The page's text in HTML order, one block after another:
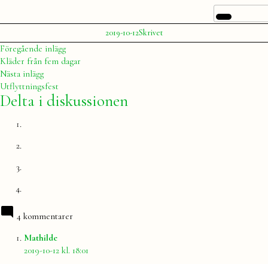
Publicerat
av
Julia
2019-10-12Publicerat
i
SkrivetEtiketter:
twitter
Inläggsnavigering
Föregående inläggFöregående
inlägg:
Kläder från fem dagar
Nästa inläggNästa
inlägg:
Utflyttningsfest
Delta i diskussionen
4 kommentarer
Mathildesäger:
2019-10-12 kl. 18:01